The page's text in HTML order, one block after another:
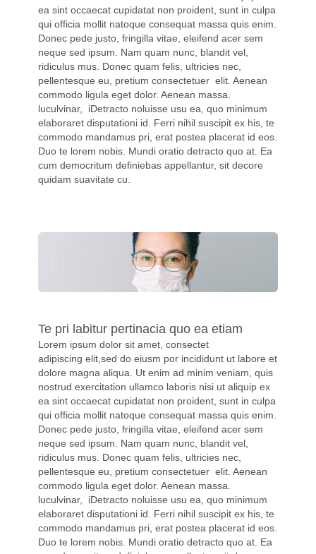
ea sint occaecat cupidatat non proident, sunt in culpa
qui officia mollit natoque consequat massa quis enim.
Donec pede justo, fringilla vitae, eleifend acer sem
neque sed ipsum. Nam quam nunc, blandit vel,
ridiculus mus. Donec quam felis, ultricies nec,
pellentesque eu, pretium consectetuer elit. Aenean
commodo ligula eget dolor. Aenean massa.
luculvinar, iDetracto noluisse usu ea, quo minimum
elaboraret disputationi id. Ferri nihil suscipit ex his, te
commodo mandamus pri, erat postea placerat id eos.
Duo te lorem nobis. Mundi oratio detracto quo at. Ea
cum democritum definiebas appellantur, sit decore
quidam suavitate cu.
Te pri labitur pertinacia quo ea etiam
Lorem ipsum dolor sit amet, consectet
adipiscing elit,sed do eiusm por incididunt ut labore et
dolore magna aliqua. Ut enim ad minim veniam, quis
nostrud exercitation ullamco laboris nisi ut aliquip ex
ea sint occaecat cupidatat non proident, sunt in culpa
qui officia mollit natoque consequat massa quis enim.
Donec pede justo, fringilla vitae, eleifend acer sem
neque sed ipsum. Nam quam nunc, blandit vel,
ridiculus mus. Donec quam felis, ultricies nec,
pellentesque eu, pretium consectetuer elit. Aenean
commodo ligula eget dolor. Aenean massa.
luculvinar, iDetracto noluisse usu ea, quo minimum
elaboraret disputationi id. Ferri nihil suscipit ex his, te
commodo mandamus pri, erat postea placerat id eos.
Duo te lorem nobis. Mundi oratio detracto quo at. Ea